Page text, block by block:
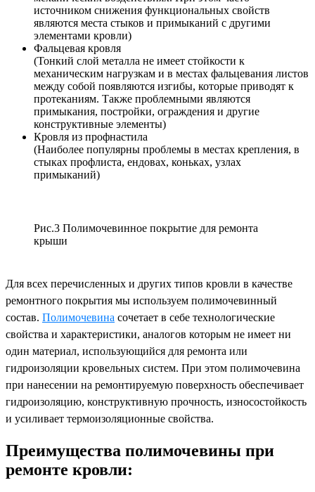
источником снижения функциональных свойств
являются места стыков и примыканий с другими
элементами кровли)
Фальцевая кровля
(Тонкий слой металла не имеет стойкости к
механическим нагрузкам и в местах фальцевания листов
между собой появляются изгибы, которые приводят к
протеканиям. Также проблемными являются
примыкания, постройки, ограждения и другие
конструктивные элементы)
Кровля из профнастила
(Наиболее популярны проблемы в местах крепления, в
стыках профлиста, ендовах, коньках, узлах
примыканий)
Рис.3 Полимочевинное покрытие для ремонта
крыши
Для всех перечисленных и других типов кровли в качестве
ремонтного покрытия мы используем полимочевинный
состав. Полимочевина сочетает в себе технологические
свойства и характеристики, аналогов которым не имеет ни
один материал, использующийся для ремонта или
гидроизоляции кровельных систем. При этом полимочевина
при нанесении на ремонтируемую поверхность обеспечивает
гидроизоляцию, конструктивную прочность, износостойкость
и усиливает термоизоляционные свойства.
Преимущества полимочевины при
ремонте кровли: